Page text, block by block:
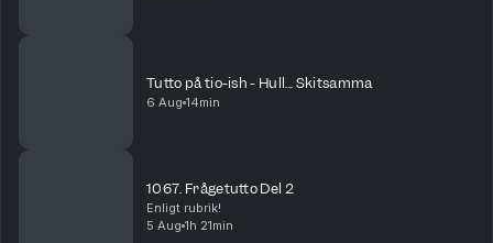
Tutto på tio-ish - Hull... Skitsamma
6 Aug 14min
1067. Frågetutto Del 2
Enligt rubrik!
5 Aug 1h 21min